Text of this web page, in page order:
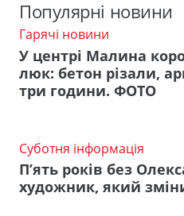
Популярні новини
Гарячі новини
У центрі Малина
люк: бетон різали,
три години. ФОТО
Суботня інформація
П’ять років без
художник, який